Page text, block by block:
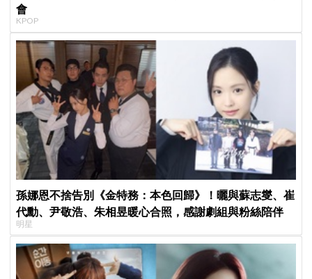
會
KPOP
孫娜恩不捨告別《金特務：本色回歸》！曬與蘇志燮、崔
代勳、尹敬浩、朱相昱暖心合照，感謝劇組與粉絲陪伴
明星